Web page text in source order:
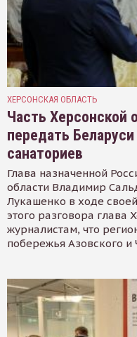
ХЕРСОНСКАЯ ОБЛАСТЬ
Часть Херсонской
передать
санаториев
Глава назначенной
области Владимир
Лукашенко в ходе
этого разговора глава
журналистам, что
побережья Азовского